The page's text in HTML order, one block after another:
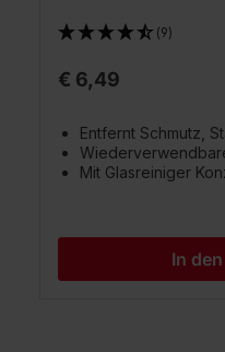
(9)
€ 6,49
Entfernt Schmutz,
Mit Glasreiniger
In